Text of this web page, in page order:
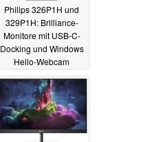
Philips 326P1H und
329P1H: Brilliance-
Monitore mit USB-C-
Docking und Windows
Hello-Webcam